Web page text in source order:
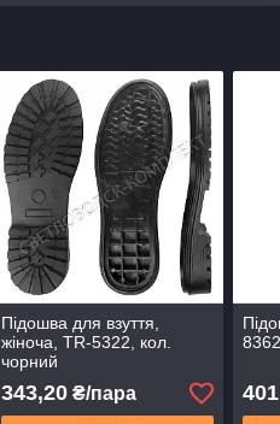
Підошва для взуття,
жіноча, TR-5322, кол.
чорний
343,20₴/пара